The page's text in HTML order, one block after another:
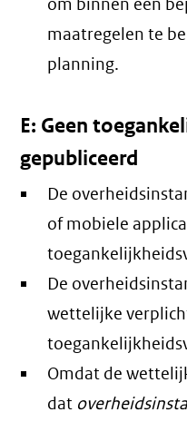
om binnen een
maatregelen te
planning.
E: Geen
gepubliceerd
De
of mobiele
De
wettelijke
Omdat de
dat